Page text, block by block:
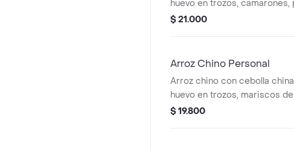
huevo en trozos, camarones,
de res, porción para 2
$ 21.000
Arroz Chino Personal
Arroz chino con cebolla
huevo en trozos, mariscos
pollo y salchicha.
$ 19.800